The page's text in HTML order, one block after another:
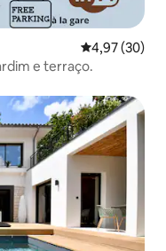
Classificação
4,97 (30)
e terraço.